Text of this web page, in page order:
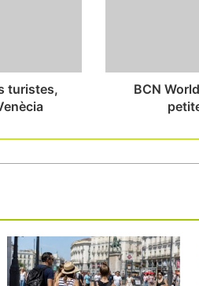
turistes,
BCN